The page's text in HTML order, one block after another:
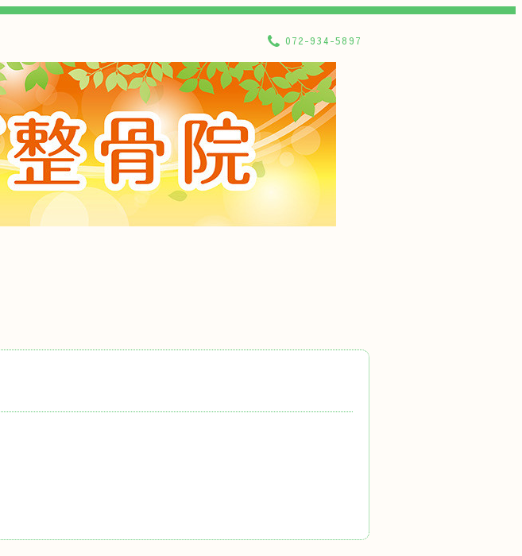
072-934-5897